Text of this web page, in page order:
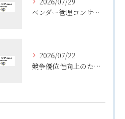
ベンダー管理コンサルティングで実務が変わる役割整理と失敗しない進め方
2026/07/22
競争優位性向上のためのコンサル活用術と企業成長を実現する実践ポイント